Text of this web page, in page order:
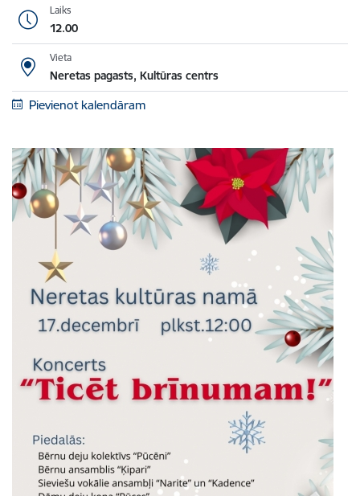
Laiks
12.00
Vieta
Neretas pagasts, Kultūras centrs
Pievienot kalendāram